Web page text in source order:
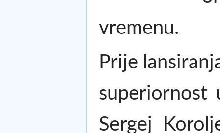
vremenu.
Prije
superiornost
Sergej